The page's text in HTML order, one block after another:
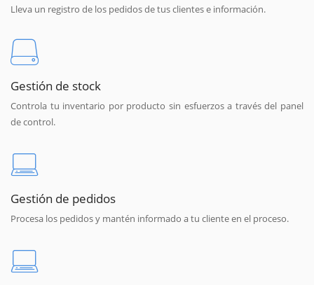
Lleva un registro de los pedidos de tus clientes e información.
Gestión de stock
Controla tu inventario por producto sin esfuerzos a través del panel
de control.
Gestión de pedidos
Procesa los pedidos y mantén informado a tu cliente en el proceso.